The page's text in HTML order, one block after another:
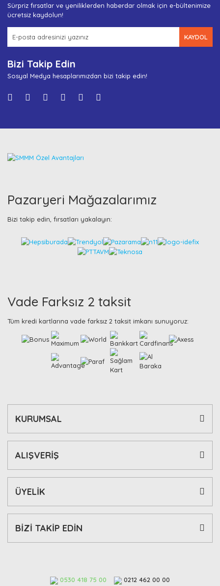
Sürpriz fırsatlar ve yeniliklerden haberdar olmak için e-bültenimize
ücretsiz kaydolun!
KAYDOL
Bizi Takip Edin
Sosyal Medya hesaplarımızdan bizi takip edin!
Pazaryeri Mağazalarımız
Bizi takip edin, fırsatları yakalayın:
Vade Farksız 2 taksit
Tüm kredi kartlarına vade farksız 2 taksit imkanı sunuyoruz:
KURUMSAL
ALIŞVERİŞ
ÜYELİK
BİZİ TAKİP EDİN
0530 418 75 00 0212 462 00 00